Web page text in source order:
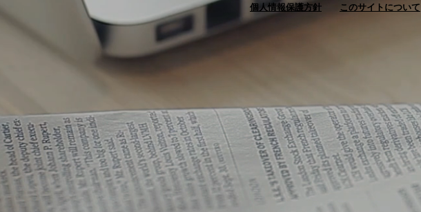
個人情報保護方針
このサイトについて